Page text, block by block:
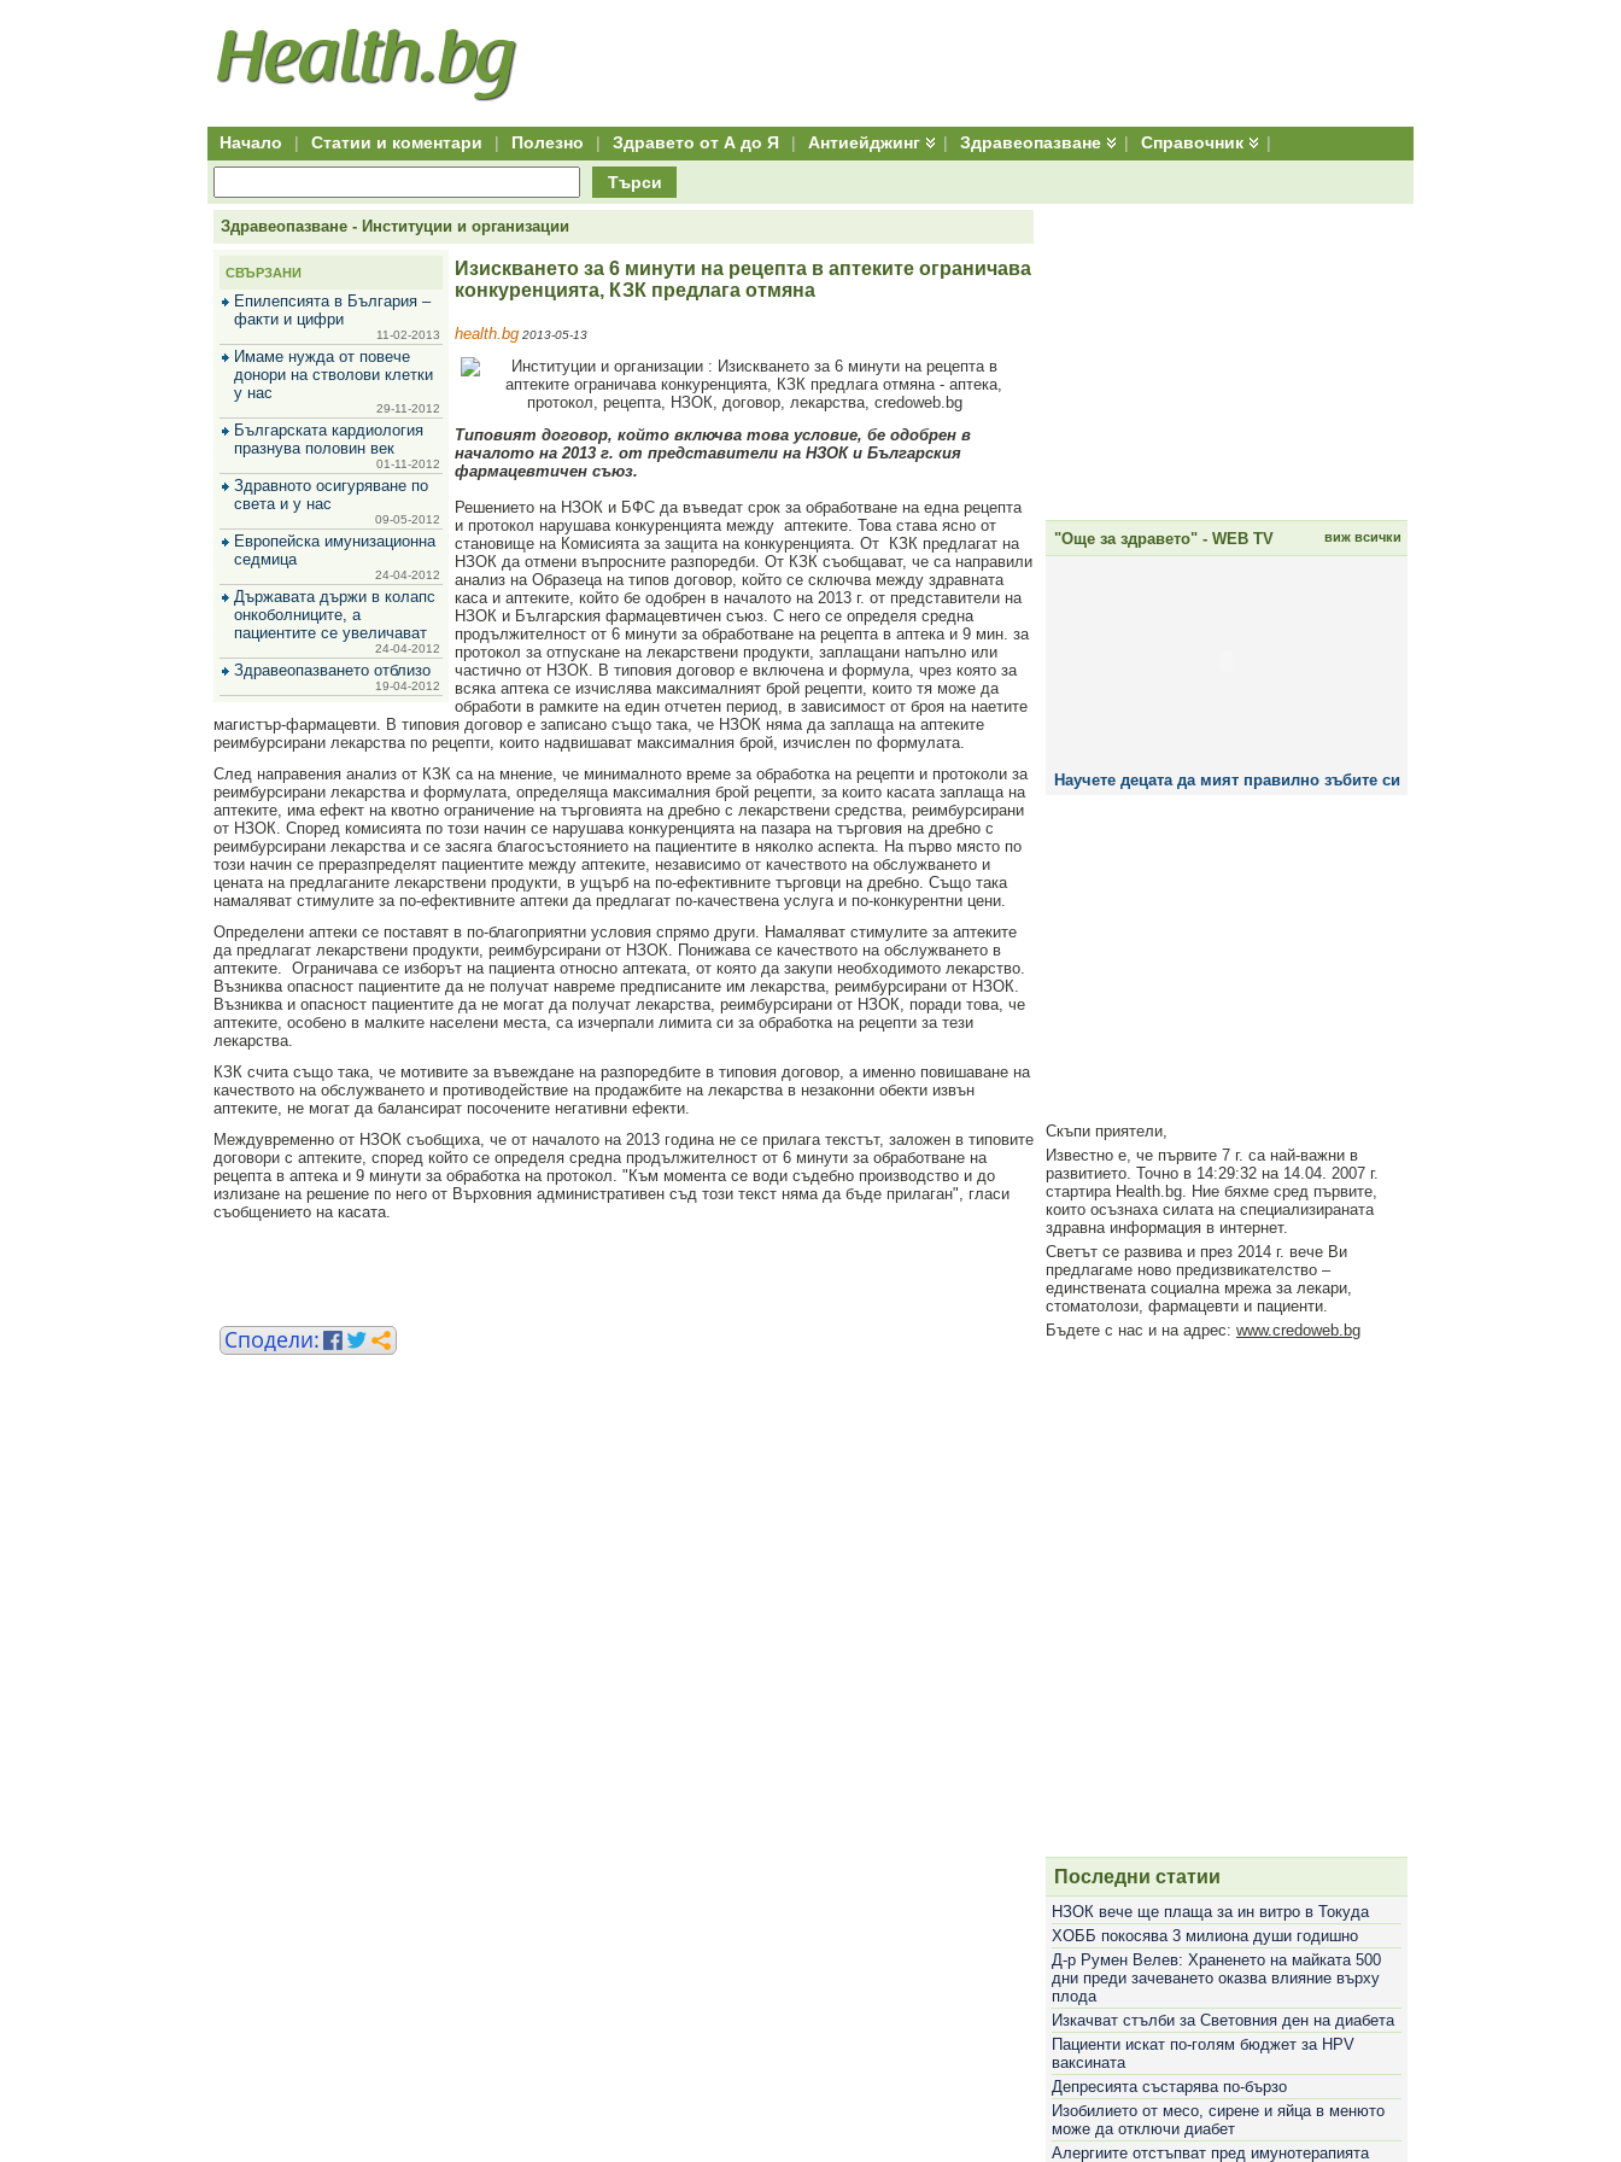
Начало | Статии и коментари | Полезно | Здравето от А до Я | Антиейджинг | Здравеопазване | Справочник |
Търси
Здравеопазване - Институции и организации
СВЪРЗАНИ
Епилепсията в България –
факти и цифри
11-02-2013
Имаме нужда от повече
донори на стволови клетки
у нас
29-11-2012
Българската кардиология
празнува половин век
01-11-2012
Здравното осигуряване по
света и у нас
09-05-2012
Европейска имунизационна
седмица
24-04-2012
Държавата държи в колапс
онкоболниците, а
пациентите се увеличават
24-04-2012
Здравеопазването отблизо
19-04-2012
Изискването за 6 минути на рецепта в аптеките ограничава
конкуренцията, КЗК предлага отмяна
health.bg 2013-05-13
Типовият договор, който включва това условие, бе одобрен в
началото на 2013 г. от представители на НЗОК и Българския
фармацевтичен съюз.
Решението на НЗОК и БФС да въведат срок за обработване на една рецепта
и протокол нарушава конкуренцията между аптеките. Това става ясно от
становище на Комисията за защита на конкуренцията. От КЗК предлагат на
НЗОК да отмени въпросните разпоредби. От КЗК съобщават, че са направили
анализ на Образеца на типов договор, който се сключва между здравната
каса и аптеките, който бе одобрен в началото на 2013 г. от представители на
НЗОК и Българския фармацевтичен съюз. С него се определя средна
продължителност от 6 минути за обработване на рецепта в аптека и 9 мин. за
протокол за отпускане на лекарствени продукти, заплащани напълно или
частично от НЗОК. В типовия договор е включена и формула, чрез която за
всяка аптека се изчислява максималният брой рецепти, които тя може да
обработи в рамките на един отчетен период, в зависимост от броя на наетите
магистър-фармацевти. В типовия договор е записано също така, че НЗОК няма да заплаща на аптеките
реимбурсирани лекарства по рецепти, които надвишават максималния брой, изчислен по формулата.
След направения анализ от КЗК са на мнение, че минималното време за обработка на рецепти и протоколи за
реимбурсирани лекарства и формулата, определяща максималния брой рецепти, за които касата заплаща на
аптеките, има ефект на квотно ограничение на търговията на дребно с лекарствени средства, реимбурсирани
от НЗОК. Според комисията по този начин се нарушава конкуренцията на пазара на търговия на дребно с
реимбурсирани лекарства и се засяга благосъстоянието на пациентите в няколко аспекта. На първо място по
този начин се преразпределят пациентите между аптеките, независимо от качеството на обслужването и
цената на предлаганите лекарствени продукти, в ущърб на по-ефективните търговци на дребно. Също така
намаляват стимулите за по-ефективните аптеки да предлагат по-качествена услуга и по-конкурентни цени.
Определени аптеки се поставят в по-благоприятни условия спрямо други. Намаляват стимулите за аптеките
да предлагат лекарствени продукти, реимбурсирани от НЗОК. Понижава се качеството на обслужването в
аптеките. Ограничава се изборът на пациента относно аптеката, от която да закупи необходимото лекарство.
Възниква опасност пациентите да не получат навреме предписаните им лекарства, реимбурсирани от НЗОК.
Възниква и опасност пациентите да не могат да получат лекарства, реимбурсирани от НЗОК, поради това, че
аптеките, особено в малките населени места, са изчерпали лимита си за обработка на рецепти за тези
лекарства.
КЗК счита също така, че мотивите за въвеждане на разпоредбите в типовия договор, а именно повишаване на
качеството на обслужването и противодействие на продажбите на лекарства в незаконни обекти извън
аптеките, не могат да балансират посочените негативни ефекти.
Междувременно от НЗОК съобщиха, че от началото на 2013 година не се прилага текстът, заложен в типовите
договори с аптеките, според който се определя средна продължителност от 6 минути за обработване на
рецепта в аптека и 9 минути за обработка на протокол. "Към момента се води съдебно производство и до
излизане на решение по него от Върховния административен съд този текст няма да бъде прилаган", гласи
съобщението на касата.
"Още за здравето" - WEB TV виж всички
Научете децата да мият правилно зъбите си
Скъпи приятели,
Известно е, че първите 7 г. са най-важни в
развитието. Точно в 14:29:32 на 14.04. 2007 г.
стартирa Health.bg. Ние бяхме сред първите,
които осъзнаха силата на специализираната
здравна информация в интернет.
Светът се развива и през 2014 г. вече Ви
предлагаме ново предизвикателство –
единствената социална мрежа за лекари,
стоматолози, фармацевти и пациенти.
Бъдете с нас и на адрес: www.credoweb.bg
Последни статии
НЗОК вече ще плаща за ин витро в Токуда
ХОББ покосява 3 милиона души годишно
Д-р Румен Велев: Храненето на майката 500
дни преди зачеването оказва влияние върху
плода
Изкачват стълби за Световния ден на диабета
Пациенти искат по-голям бюджет за HPV
ваксината
Депресията състарява по-бързо
Изобилието от месо, сирене и яйца в менюто
може да отключи диабет
Алергиите отстъпват пред имунотерапията